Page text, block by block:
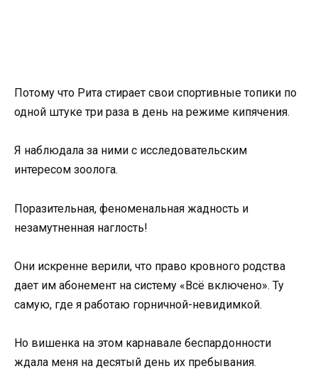
Потому что Рита стирает свои спортивные топики по
одной штуке три раза в день на режиме кипячения.
Я наблюдала за ними с исследовательским
интересом зоолога.
Поразительная, феноменальная жадность и
незамутненная наглость!
Они искренне верили, что право кровного родства
дает им абонемент на систему «Всё включено». Ту
самую, где я работаю горничной-невидимкой.
Но вишенка на этом карнавале беспардонности
ждала меня на десятый день их пребывания.